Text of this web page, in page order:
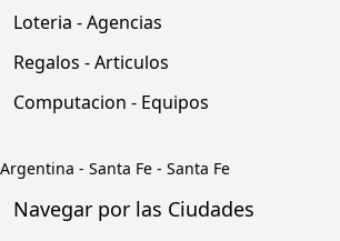
Loteria - Agencias
Regalos - Articulos
Computacion - Equipos
Argentina - Santa Fe - Santa Fe
Navegar por las Ciudades